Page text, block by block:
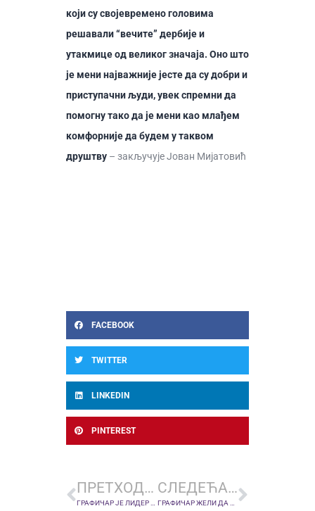
који су својевремено головима
решавали “вечите” дербије и
утакмице од великог значаја. Оно што
је мени најважније јесте да су добри и
приступачни људи, увек спремни да
помогну тако да је мени као млађем
комфорније да будем у таквом
друштву – закључује Јован Мијатовић
FACEBOOK
TWITTER
LINKEDIN
PINTEREST
ПРЕТХОДНА ВЕСТ СЛЕДЕЋА ВЕСТ